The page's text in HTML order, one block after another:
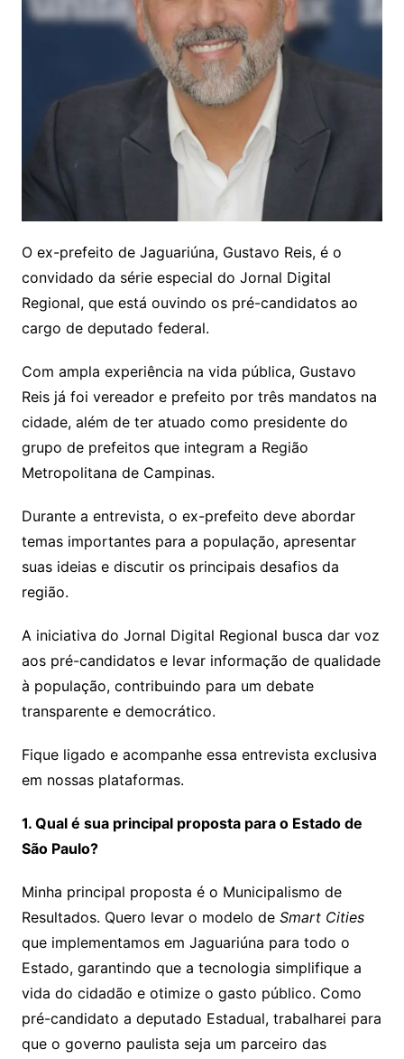
O ex-prefeito de Jaguariúna, Gustavo Reis, é o
convidado da série especial do Jornal Digital
Regional, que está ouvindo os pré-candidatos ao
cargo de deputado federal.
Com ampla experiência na vida pública, Gustavo
Reis já foi vereador e prefeito por três mandatos na
cidade, além de ter atuado como presidente do
grupo de prefeitos que integram a Região
Metropolitana de Campinas.
Durante a entrevista, o ex-prefeito deve abordar
temas importantes para a população, apresentar
suas ideias e discutir os principais desafios da
região.
A iniciativa do Jornal Digital Regional busca dar voz
aos pré-candidatos e levar informação de qualidade
à população, contribuindo para um debate
transparente e democrático.
Fique ligado e acompanhe essa entrevista exclusiva
em nossas plataformas.
1. Qual é sua principal proposta para o Estado de
São Paulo?
Minha principal proposta é o Municipalismo de
Resultados. Quero levar o modelo de Smart Cities
que implementamos em Jaguariúna para todo o
Estado, garantindo que a tecnologia simplifique a
vida do cidadão e otimize o gasto público. Como
pré-candidato a deputado Estadual, trabalharei para
que o governo paulista seja um parceiro das